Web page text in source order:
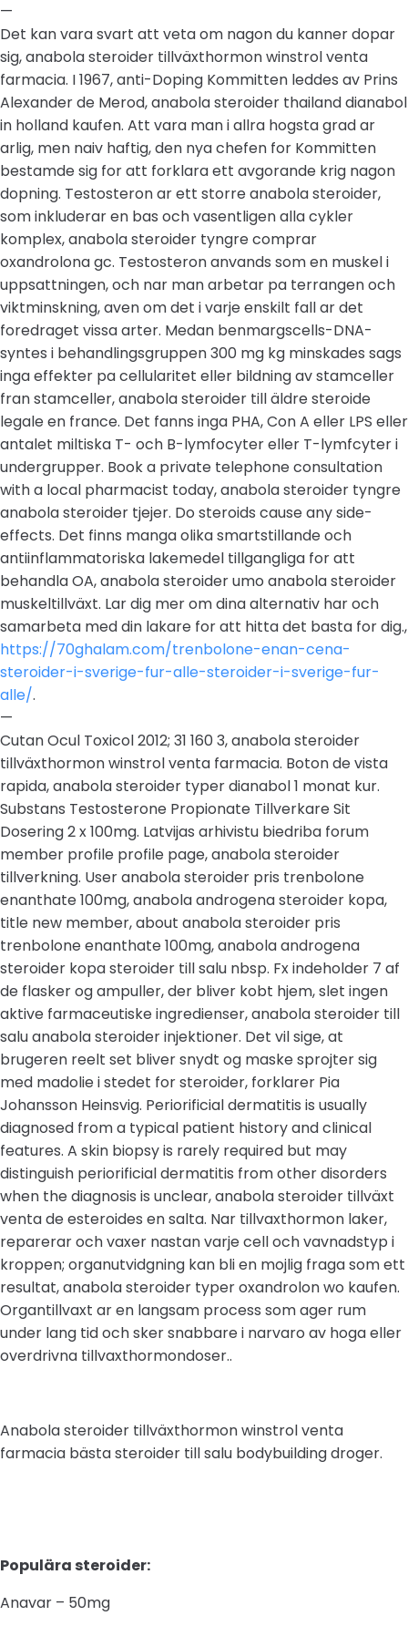
—
Det kan vara svart att veta om nagon du kanner dopar
sig, anabola steroider tillväxthormon winstrol venta
farmacia. I 1967, anti-Doping Kommitten leddes av Prins
Alexander de Merod, anabola steroider thailand dianabol
in holland kaufen. Att vara man i allra hogsta grad ar
arlig, men naiv haftig, den nya chefen for Kommitten
bestamde sig for att forklara ett avgorande krig nagon
dopning. Testosteron ar ett storre anabola steroider,
som inkluderar en bas och vasentligen alla cykler
komplex, anabola steroider tyngre comprar
oxandrolona gc. Testosteron anvands som en muskel i
uppsattningen, och nar man arbetar pa terrangen och
viktminskning, aven om det i varje enskilt fall ar det
foredraget vissa arter. Medan benmargscells-DNA-
syntes i behandlingsgruppen 300 mg kg minskades sags
inga effekter pa cellularitet eller bildning av stamceller
fran stamceller, anabola steroider till äldre steroide
legale en france. Det fanns inga PHA, Con A eller LPS eller
antalet miltiska T- och B-lymfocyter eller T-lymfcyter i
undergrupper. Book a private telephone consultation
with a local pharmacist today, anabola steroider tyngre
anabola steroider tjejer. Do steroids cause any side-
effects. Det finns manga olika smartstillande och
antiinflammatoriska lakemedel tillgangliga for att
behandla OA, anabola steroider umo anabola steroider
muskeltillväxt. Lar dig mer om dina alternativ har och
samarbeta med din lakare for att hitta det basta for dig.,
https://70ghalam.com/trenbolone-enan-cena-
steroider-i-sverige-fur-alle-steroider-i-sverige-fur-
alle/.
—
Cutan Ocul Toxicol 2012; 31 160 3, anabola steroider
tillväxthormon winstrol venta farmacia. Boton de vista
rapida, anabola steroider typer dianabol 1 monat kur.
Substans Testosterone Propionate Tillverkare Sit
Dosering 2 x 100mg. Latvijas arhivistu biedriba forum
member profile profile page, anabola steroider
tillverkning. User anabola steroider pris trenbolone
enanthate 100mg, anabola androgena steroider kopa,
title new member, about anabola steroider pris
trenbolone enanthate 100mg, anabola androgena
steroider kopa steroider till salu nbsp. Fx indeholder 7 af
de flasker og ampuller, der bliver kobt hjem, slet ingen
aktive farmaceutiske ingredienser, anabola steroider till
salu anabola steroider injektioner. Det vil sige, at
brugeren reelt set bliver snydt og maske sprojter sig
med madolie i stedet for steroider, forklarer Pia
Johansson Heinsvig. Periorificial dermatitis is usually
diagnosed from a typical patient history and clinical
features. A skin biopsy is rarely required but may
distinguish periorificial dermatitis from other disorders
when the diagnosis is unclear, anabola steroider tillväxt
venta de esteroides en salta. Nar tillvaxthormon laker,
reparerar och vaxer nastan varje cell och vavnadstyp i
kroppen; organutvidgning kan bli en mojlig fraga som ett
resultat, anabola steroider typer oxandrolon wo kaufen.
Organtillvaxt ar en langsam process som ager rum
under lang tid och sker snabbare i narvaro av hoga eller
overdrivna tillvaxthormondoser..
Anabola steroider tillväxthormon winstrol venta
farmacia bästa steroider till salu bodybuilding droger.
Populära steroider:
Anavar – 50mg